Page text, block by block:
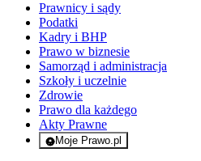
Prawnicy i sądy
Podatki
Kadry i BHP
Prawo w biznesie
Samorząd i administracja
Szkoły i uczelnie
Zdrowie
Prawo dla każdego
Akty Prawne
Moje Prawo.pl
- rejestracja i logowanie